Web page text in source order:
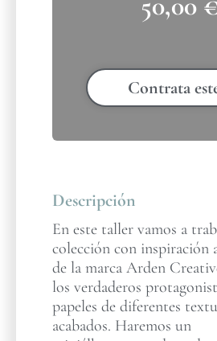
Contrata
Descripción
En este taller vamos a
colección con inspiración
de la marca Arden
los verdaderos
papeles de diferentes
acabados. Haremos un